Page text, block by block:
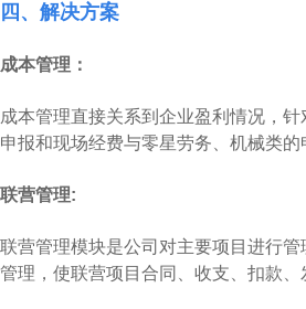
四、解决方案
成本管理：
成本管理直接关系到企业盈利情况，
申报和现场经费与零星劳务、机械类
联营管理:
联营管理模块是公司对主要项目进行
管理，使联营项目合同、收支、扣款